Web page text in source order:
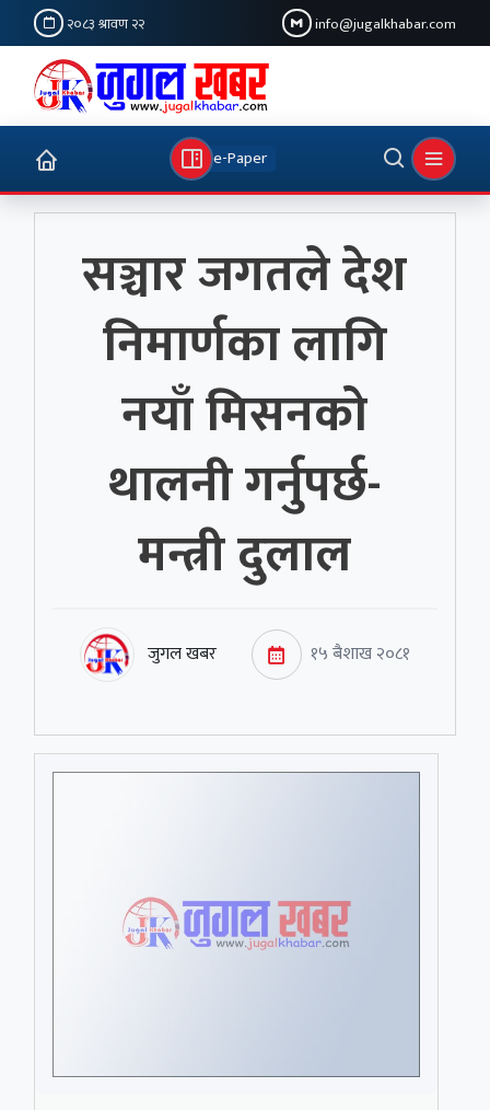
२०८३ श्रावण २२ info@jugalkhabar.com
e-Paper
सञ्चार जगतले देश
निमार्णका लागि
नयाँ मिसनको
थालनी गर्नुपर्छ-
मन्त्री दुलाल
जुगल खबर १५ बैशाख २०८१